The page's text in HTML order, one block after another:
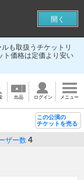
も取扱うチケットリ
ト価格は定価より安い
出品 ログイン メニュー
この公演の
チケットを売る
ザー数 4
開く